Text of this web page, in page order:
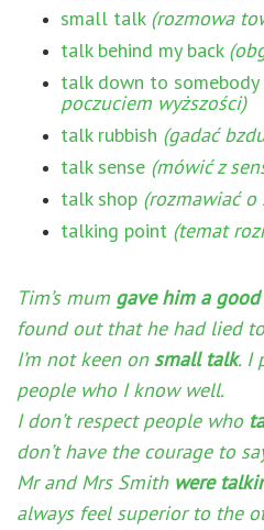
small talk (rozmowa
talk behind my back
talk down to somebody
poczuciem wyższości)
talk rubbish (gadać
talk sense (mówić z
talk shop (rozmawiać o
talking point (temat
Tim’s mum gave him a
found out that he had lied
I’m not keen on small talk. I
people who I know well.
I don’t respect people who
don’t have the courage to
Mr and Mrs Smith were
always feel superior to the